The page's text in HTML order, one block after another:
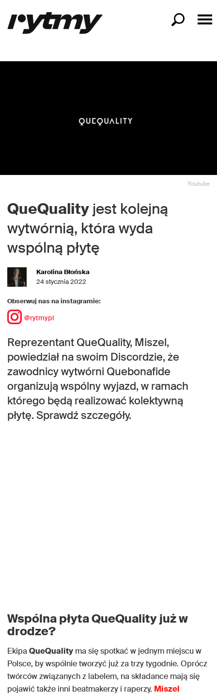
Youtube
QueQuality jest kolejną
wytwórnią, która wyda
wspólną płytę
Karolina Błońska
24 stycznia 2022
Obserwuj nas na instagramie:
@rytmypl
Reprezentant QueQuality, Miszel,
powiedział na swoim Discordzie, że
zawodnicy wytwórni Quebonafide
organizują wspólny wyjazd, w ramach
którego będą realizować kolektywną
płytę. Sprawdź szczegóły.
Wspólna płyta QueQuality już w
drodze?
EkipaQueQuality ma się spotkać w jednym miejscu w
Polsce, by wspólnie tworzyć już za trzy tygodnie. Oprócz
twórców związanych z labelem, na składance mają się
pojawić także inni beatmakerzy i raperzy. Miszel